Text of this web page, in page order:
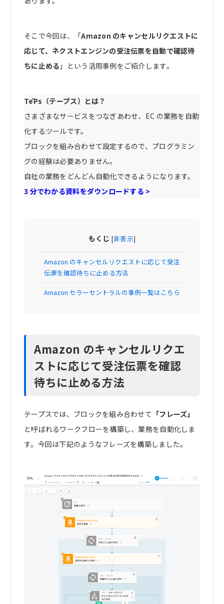
そこで今回は、「Amazon のキャンセルリクエストに
応じて、ネクストエンジンの受注伝票を自動で確認待
ちに止める 」という活用事例をご紹介します。
TēPs（テープス）とは？
さまざまなサービスをつなぎあわせ、EC の業務を自動
化するツールです。
ブロックを組み合わせて設定するので、プログラミン
グの経験は必要ありません。
自社の業務をどんどん自動化できるようになります。
3 分でわかる資料をダウンロードする >
もくじ [非表示]
Amazon のキャンセルリクエストに応じて受注
伝票を確認待ちに止める方法
Amazon セラーセントラルの事例一覧はこちら
Amazon のキャンセルリクエ
ストに応じて受注伝票を確認
待ちに止める方法
テープスでは、ブロックを組み合わせて 「フレーズ」
と呼ばれるワークフローを構築し、業務を自動化しま
す。今回は下記のようなフレーズを構築しました。